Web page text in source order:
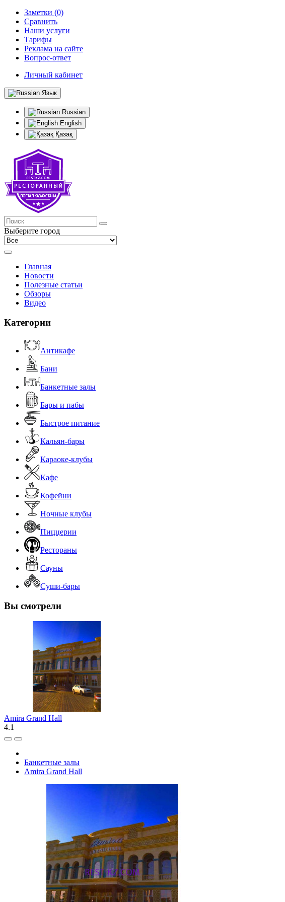
Заметки (0)
Сравнить
Наши услуги
Тарифы
Реклама на сайте
Вопрос-ответ
Личный кабинет
Язык
Russian
English
Қазақ
Выберите город
Главная
Новости
Полезные статьи
Обзоры
Видео
Категории
Антикафе
Бани
Банкетные залы
Бары и пабы
Быстрое питание
Кальян-бары
Караоке-клубы
Кафе
Кофейни
Ночные клубы
Пиццерии
Рестораны
Сауны
Суши-бары
Вы смотрели
Amira Grand Hall
4.1
Банкетные залы
Amira Grand Hall